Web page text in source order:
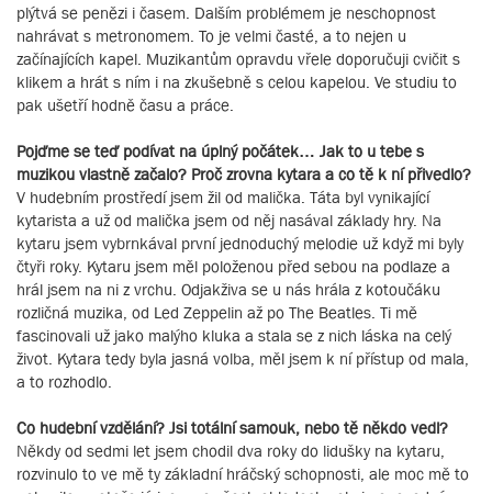
plýtvá se penězi i časem. Dalším problémem je neschopnost
nahrávat s metronomem. To je velmi časté, a to nejen u
začínajících kapel. Muzikantům opravdu vřele doporučuji cvičit s
klikem a hrát s ním i na zkušebně s celou kapelou. Ve studiu to
pak ušetří hodně času a práce.
Pojďme se teď podívat na úplný počátek… Jak to u tebe s
muzikou vlastně začalo? Proč zrovna kytara a co tě k ní přivedlo?
V hudebním prostředí jsem žil od malička. Táta byl vynikající
kytarista a už od malička jsem od něj nasával základy hry. Na
kytaru jsem vybrnkával první jednoduchý melodie už když mi byly
čtyři roky. Kytaru jsem měl položenou před sebou na podlaze a
hrál jsem na ni z vrchu. Odjakživa se u nás hrála z kotoučáku
rozličná muzika, od Led Zeppelin až po The Beatles. Ti mě
fascinovali už jako malýho kluka a stala se z nich láska na celý
život. Kytara tedy byla jasná volba, měl jsem k ní přístup od mala,
a to rozhodlo.
Co hudební vzdělání? Jsi totální samouk, nebo tě někdo vedl?
Někdy od sedmi let jsem chodil dva roky do lidušky na kytaru,
rozvinulo to ve mě ty základní hráčský schopnosti, ale moc mě to